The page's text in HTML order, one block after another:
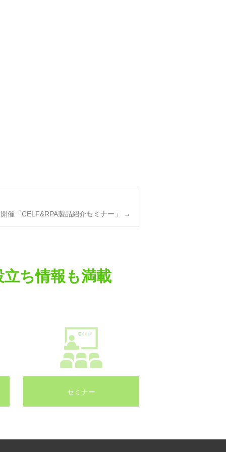
催「CELF&RPA製品紹介セミナー」 →
ち情報も満載
セミナー